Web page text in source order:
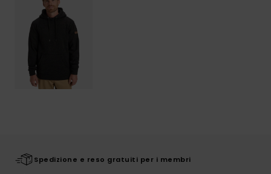
Spedizione e reso gratuiti per i membri